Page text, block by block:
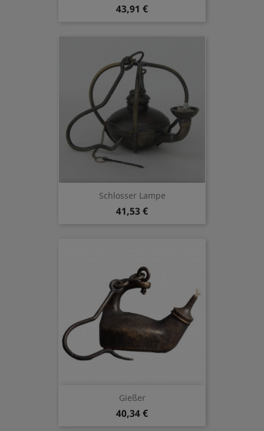
43,91 €
Schlosser Lampe
41,53 €
Gießer
40,34 €